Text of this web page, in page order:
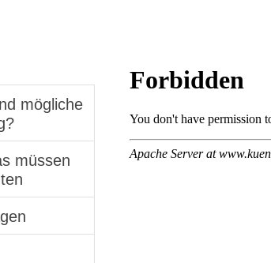
mögliche
müssen